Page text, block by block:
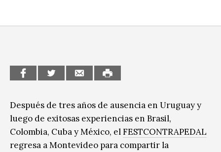
Después de tres años de ausencia en Uruguay y
luego de exitosas experiencias en Brasil,
Colombia, Cuba y México, elFESTCONTRAPEDAL
regresa a Montevideo para compartir la